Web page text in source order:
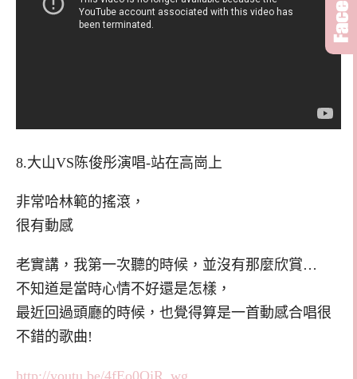
8.大山VS陈俊彤演唱-站在高崗上
非常哈林範的搖滾，
很有動感
老實講，我第一次聽的時候，並沒有那麼欣賞…
不知道是當時心情不好還是怎樣，
最近回過頭廳的時候，也覺得算是一首動感合唱很
不錯的歌曲!
http://youtu.be/4fEo0QjR_wg